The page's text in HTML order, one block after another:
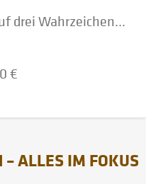
drei Wahrzeichen...
€
ALLES IM FOKUS